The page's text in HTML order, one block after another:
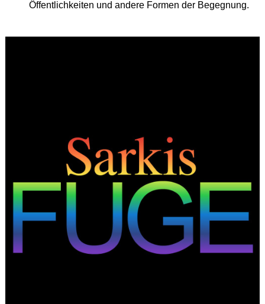
Öffentlichkeiten und andere Formen der Begegnung.